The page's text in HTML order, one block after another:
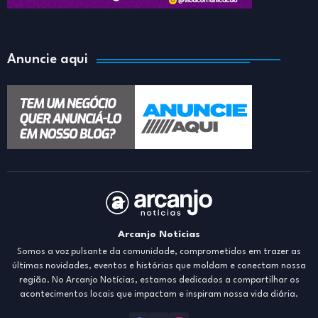
Anuncie aqui
Arcanjo Notícias
Somos a voz pulsante da comunidade, comprometidos em trazer as
últimas novidades, eventos e histórias que moldam e conectam nossa
região. No Arcanjo Notícias, estamos dedicados a compartilhar os
acontecimentos locais que impactam e inspiram nossa vida diária.